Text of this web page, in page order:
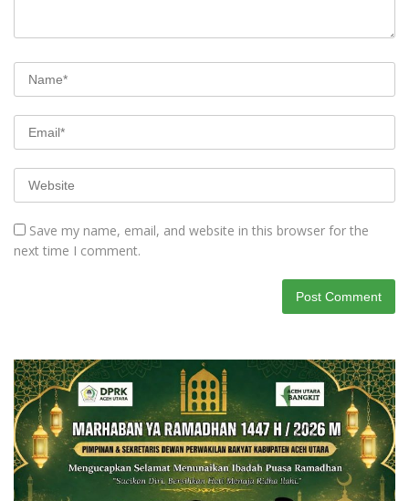
Save my name, email, and website in this browser for the
next time I comment.